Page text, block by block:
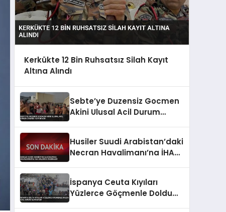
Kerkükte 12 Bin Ruhsatsız Silah Kayıt
Altına Alındı
Sebte’ye Duzensiz Gocmen
Akini Ulusal Acil Durum
Husiler Suudi Arabistan’daki
Necran Havalimanı’na İHA
İspanya Ceuta Kıyıları
Yüzlerce Göçmenle Doldu